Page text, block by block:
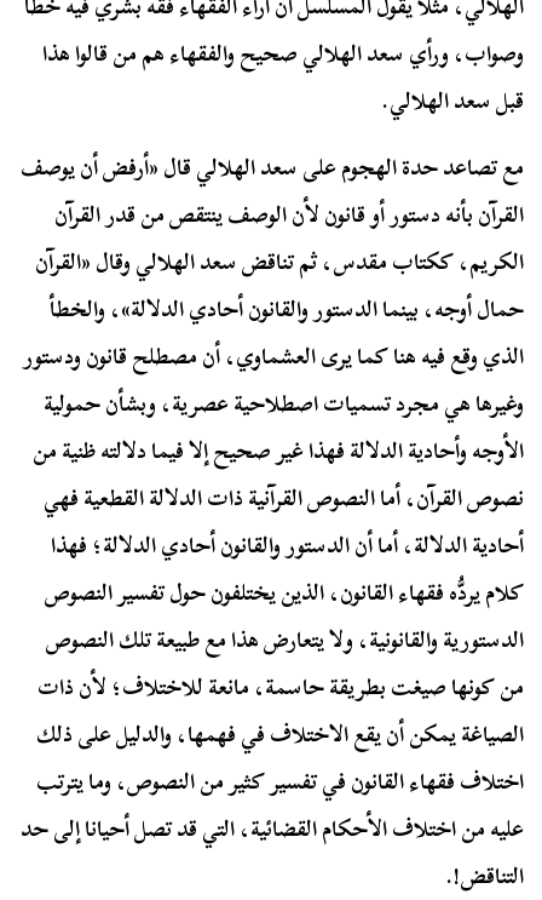
وصواب، ورأي سعد الهلالي صحيح والفقهاء هم من قالوا هذا
قبل سعد الهلالي.
مع تصاعد حدة الهجوم على سعد الهلالي قال «أرفض أن يوصف
القرآن بأنه دستور أو قانون لأن الوصف ينتقص من قدر القرآن
الكريم، ككتاب مقدس، ثم تناقض سعد الهلالي وقال «القرآن
حمال أوجه، بينما الدستور والقانون أحادي الدلالة»، والخطأ
الذي وقع فيه هنا كما يرى العشماوي، أن مصطلح قانون ودستور
وغيرها هي مجرد تسميات اصطلاحية عصرية، وبشأن حمولية
الأوجه وأحادية الدلالة فهذا غير صحيح إلا فيما دلالته ظنية من
نصوص القرآن، أما النصوص القرآنية ذات الدلالة القطعية فهي
أحادية الدلالة، أما أن الدستور والقانون أحادي الدلالة؛ فهذا
كلام يردُّه فقهاء القانون، الذين يختلفون حول تفسير النصوص
الدستورية والقانونية، ولا يتعارض هذا مع طبيعة تلك النصوص
من كونها صيغت بطريقة حاسمة، مانعة للاختلاف؛ لأن ذات
الصياغة يمكن أن يقع الاختلاف في فهمها، والدليل على ذلك
اختلاف فقهاء القانون في تفسير كثير من النصوص، وما يترتب
عليه من اختلاف الأحكام القضائية، التي قد تصل أحيانا إلى حد
التناقض!.